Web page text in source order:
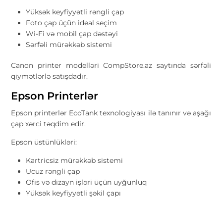
Yüksək keyfiyyətli rəngli çap
Foto çap üçün ideal seçim
Wi-Fi və mobil çap dəstəyi
Sərfəli mürəkkəb sistemi
Canon printer modelləri CompStore.az saytında sərfəli
qiymətlərlə satışdadır.
Epson Printerlər
Epson printerlər EcoTank texnologiyası ilə tanınır və aşağı
çap xərci təqdim edir.
Epson üstünlükləri:
Kartricsiz mürəkkəb sistemi
Ucuz rəngli çap
Ofis və dizayn işləri üçün uyğunluq
Yüksək keyfiyyətli şəkil çapı